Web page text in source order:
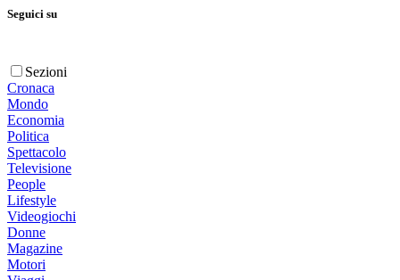
Seguici su
Sezioni
Cronaca
Mondo
Economia
Politica
Spettacolo
Televisione
People
Lifestyle
Videogiochi
Donne
Magazine
Motori